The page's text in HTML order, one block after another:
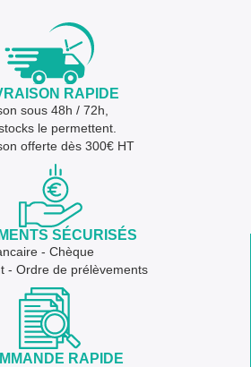
RAPIDE
sous 48h / 72h,
le permettent.
offerte dès 300€ HT
SÉCURISÉS
- Chèque
- Ordre de prélèvements
RAPIDE